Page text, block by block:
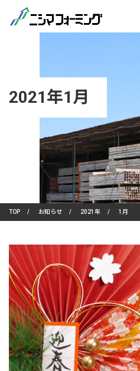
2021年1月
TOP / お知らせ / 2021年 / 1月